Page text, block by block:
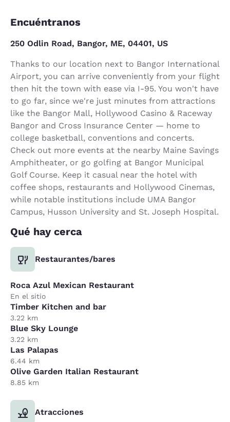
Encuéntranos
250 Odlin Road, Bangor, ME, 04401, US
Thanks to our location next to Bangor International
Airport, you can arrive conveniently from your flight
then hit the town with ease via I-95. You won't have
to go far, since we're just minutes from attractions
like the Bangor Mall, Hollywood Casino & Raceway
Bangor and Cross Insurance Center — home to
college basketball, conventions and concerts.
Check out more events at the nearby Maine Savings
Amphitheater, or go golfing at Bangor Municipal
Golf Course. Keep it casual near the hotel with
coffee shops, restaurants and Hollywood Cinemas,
while notable institutions include UMA Bangor
Campus, Husson University and St. Joseph Hospital.
Qué hay cerca
Restaurantes/bares
Roca Azul Mexican Restaurant
En el sitio
Timber Kitchen and bar
3.22 km
Blue Sky Lounge
3.22 km
Las Palapas
6.44 km
Olive Garden Italian Restaurant
8.85 km
Atracciones